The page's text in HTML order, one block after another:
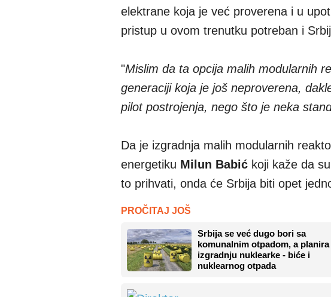
elektrane koja je već proverena i u
pristup u ovom trenutku potreban i
"Mislim da ta opcija malih modularnih
generaciji koja je još neproverena,
pilot postrojenja, nego što je neka
Da je izgradnja malih modularnih
energetiku Milun Babić koji kaže da
to prihvati, onda će Srbija biti opet
PROČITAJ JOŠ
Srbija se već dugo bori sa
komunalnim otpadom, a planira
izgradnju nuklearke - biće i
nuklearnog otpada